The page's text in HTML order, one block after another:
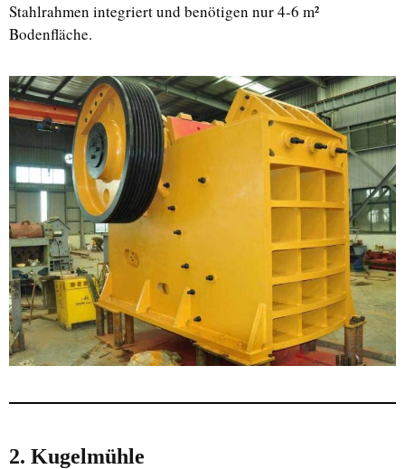
Stahlrahmen integriert und benötigen nur 4-6 m²
Bodenfläche.
2. Kugelmühle